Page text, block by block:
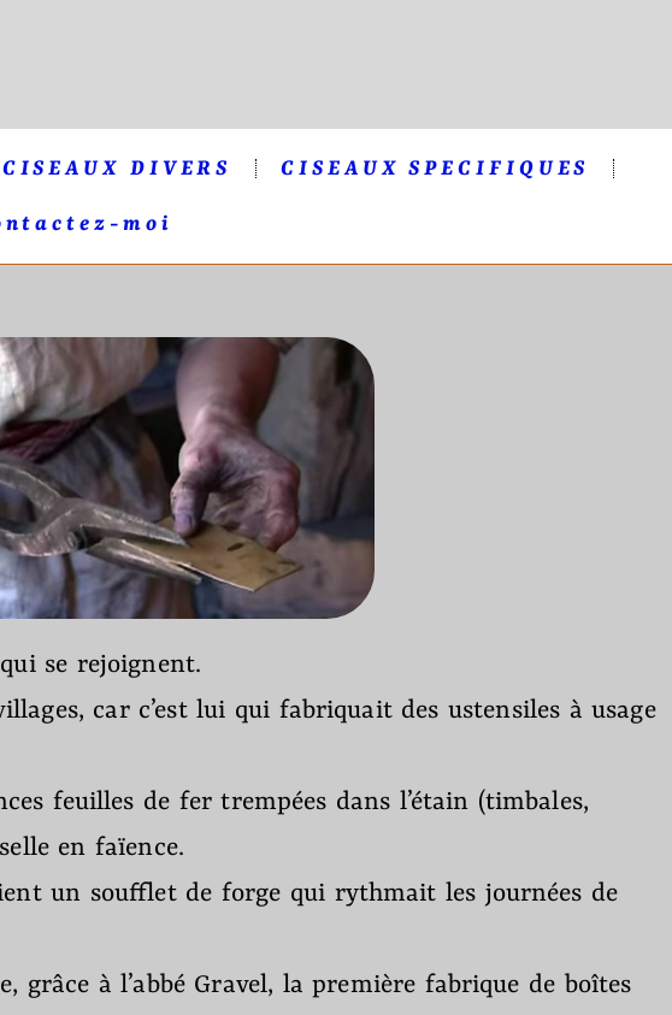
CISEAUX DIVERS CISEAUX SPECIFIQUES
moi
rejoignent.
car c’est lui qui fabriquait des ustensiles à usage
feuilles de fer trempées dans l’étain (timbales,
en faïence.
un soufflet de forge qui rythmait les journées de
à l’abbé Gravel, la première fabrique de boîtes